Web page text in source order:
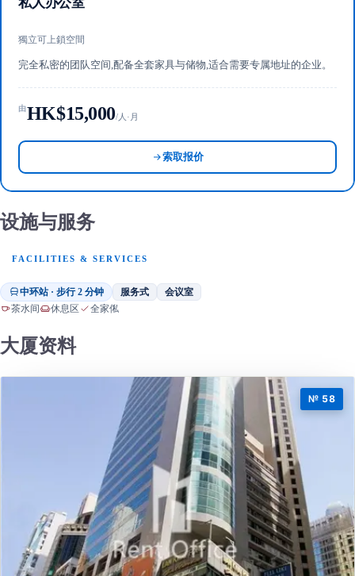
獨立可上鎖空間
完全私密的团队空间,配备全套家具与储物,适合需要专属地址的企业。
由HK$15,000/人·月
索取报价
设施与服务
FACILITIES & SERVICES
中环站 · 步行 2 分钟 服务式 会议室
茶水间 休息区 全家俬
大厦资料
№ 58